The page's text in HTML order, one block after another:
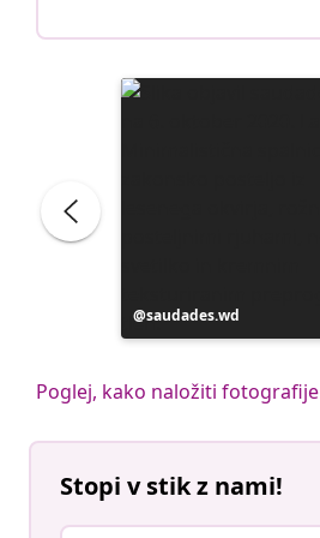
Objavo
je
saudades.wd
Poglej, kako naložiti fotografije
Stopi v stik z nami!